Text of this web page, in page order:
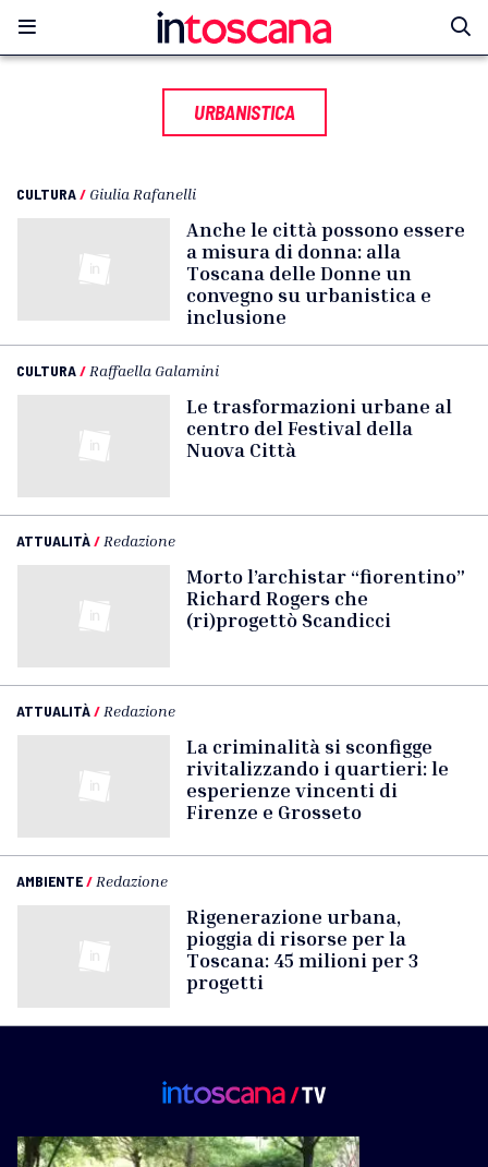
URBANISTICA
CULTURA/ Giulia Rafanelli
Anche le città possono essere
a misura di donna: alla
Toscana delle Donne un
convegno su urbanistica e
inclusione
CULTURA/ Raffaella Galamini
Le trasformazioni urbane al
centro del Festival della
Nuova Città
ATTUALITÀ/ Redazione
Morto l’archistar “fiorentino”
Richard Rogers che
(ri)progettò Scandicci
ATTUALITÀ/ Redazione
La criminalità si sconfigge
rivitalizzando i quartieri: le
esperienze vincenti di
Firenze e Grosseto
AMBIENTE/ Redazione
Rigenerazione urbana,
pioggia di risorse per la
Toscana: 45 milioni per 3
progetti